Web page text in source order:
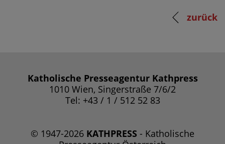
zurück
Katholische Presseagentur Kathpress
1010 Wien, Singerstraße 7/6/2
Tel: +43 / 1 / 512 52 83
© 1947-2026 KATHPRESS - Katholische